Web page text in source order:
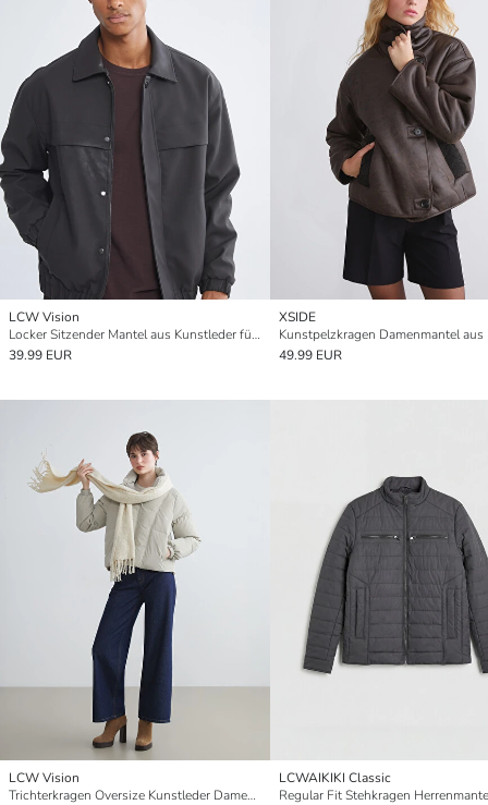
LCW Vision
Locker Sitzender Mantel aus Kunstleder für Herren mit Kragenhals
39.99 EUR
XSIDE
49.99 EUR
LCW Vision
Trichterkragen Oversize Kunstleder Damen Steppmantel
LCWAIKIKI Classic